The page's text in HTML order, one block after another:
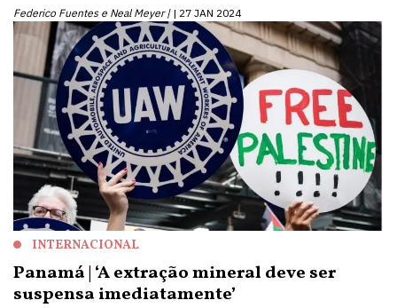
Federico Fuentes e Neal Meyer | 27 JAN 2024
INTERNACIONAL
Panamá | ‘A extração mineral deve ser
suspensa imediatamente’